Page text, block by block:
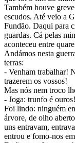
Também houve
escudos. Até veio a
Fundão. Daqui para
guardas. Cá pelas
aconteceu entre
Andámos nesta
terras:
- Venham trabalhar!
trazerem os vossos!
Mas nós nem troco
- Joga: trunfo é ouros!
Foi lindo: ninguém
árvore, de olho
uns entravam,
entrou e fomo-nos